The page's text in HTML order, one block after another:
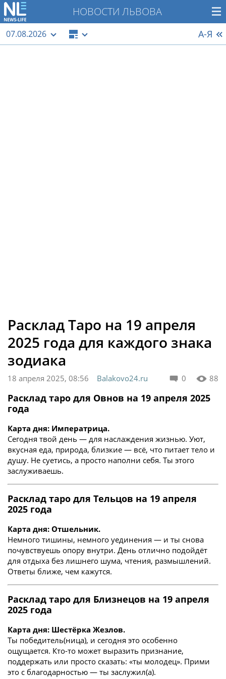
НОВОСТИ ЛЬВОВА
07.08.2026 А-Я
Расклад Таро на 19 апреля
2025 года для каждого знака
зодиака
0 88
18 апреля 2025, 08:56 Balakovo24.ru
Расклад таро для Овнов на 19 апреля 2025
года
Карта дня: Императрица.
Сегодня твой день — для наслаждения жизнью. Уют,
вкусная еда, природа, близкие — всё, что питает тело и
душу. Не суетись, а просто наполни себя. Ты этого
заслуживаешь.
Расклад таро для Тельцов на 19 апреля
2025 года
Карта дня: Отшельник.
Немного тишины, немного уединения — и ты снова
почувствуешь опору внутри. День отлично подойдёт
для отдыха без лишнего шума, чтения, размышлений.
Ответы ближе, чем кажутся.
Расклад таро для Близнецов на 19 апреля
2025 года
Карта дня: Шестёрка Жезлов.
Ты победитель(ница), и сегодня это особенно
ощущается. Кто-то может выразить признание,
поддержать или просто сказать: «ты молодец». Прими
это с благодарностью — ты заслужил(а).